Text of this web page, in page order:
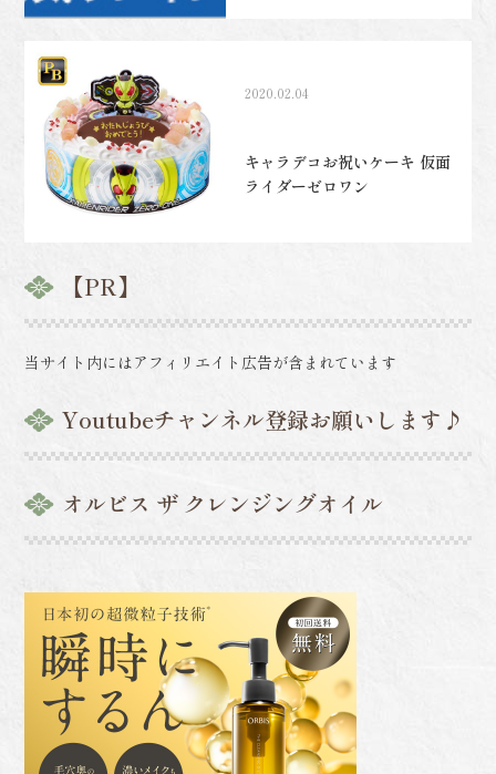
2020.02.04
キャラデコお祝いケーキ 仮面
ライダーゼロワン
【PR】
当サイト内にはアフィリエイト広告が含まれています
Youtubeチャンネル登録お願いします♪
オルビス ザ クレンジングオイル